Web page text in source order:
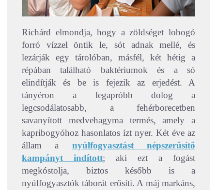
Richárd elmondja, hogy a zöldséget lobogó
forró vízzel öntik le, sót adnak mellé, és
lezárják egy tárolóban, másfél, két hétig a
répában található baktériumok és a só
elindítják és be is fejezik az erjedést. A
tányéron a legapróbb dolog a
legcsodálatosabb, a fehérborecetben
savanyított medvehagyma termés, amely a
kapribogyóhoz hasonlatos ízt nyer. Két éve az
állam a nyúlfogyasztást népszerűsítő
kampányt indított; aki ezt a fogást
megkóstolja, biztos később is a
nyúlfogyasztók táborát erősíti. A máj markáns,